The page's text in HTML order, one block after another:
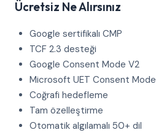
Ücretsiz Ne Alırsınız
Google sertifikalı CMP
TCF 2.3 desteği
Google Consent Mode V2
Microsoft UET Consent Mode
Coğrafi hedefleme
Tam özelleştirme
Otomatik algılamalı 50+ dil